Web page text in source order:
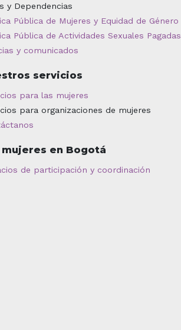
y Dependencias
Pública de Mujeres y Equidad de Género
Pública de Actividades Sexuales Pagadas
y comunicados
servicios
para las mujeres
para organizaciones de mujeres
mujeres en Bogotá
de participación y coordinación